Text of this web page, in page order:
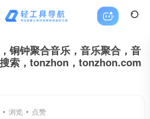
铜钟聚合音乐，音乐聚合，音
索，tonzhon，tonzhon.com
浏览 点赞